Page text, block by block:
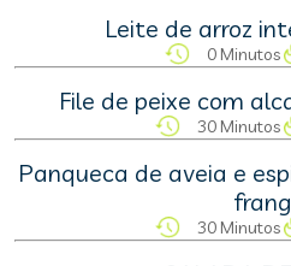
Leite de arroz
0 Minutos
File de peixe com
30 Minutos
Panqueca de aveia e
30 Minutos